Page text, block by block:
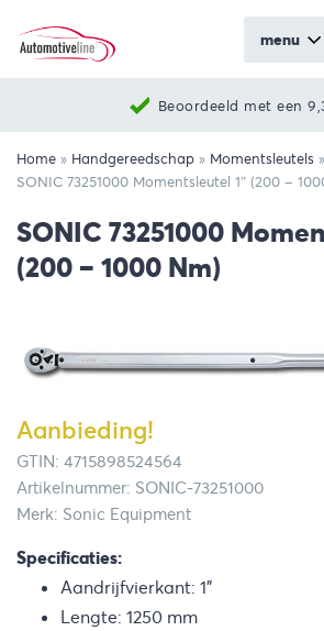
menu
Beoordeeld met een
Home » Handgereedschap » Momentsleutels »
SONIC 73251000 Momentsleutel 1″ (200 –
SONIC 73251000
(200 – 1000 Nm)
Aanbieding!
GTIN: 4715898524564
Artikelnummer: SONIC-73251000
Merk: Sonic Equipment
Specificaties:
Aandrijfvierkant: 1”
Lengte: 1250 mm